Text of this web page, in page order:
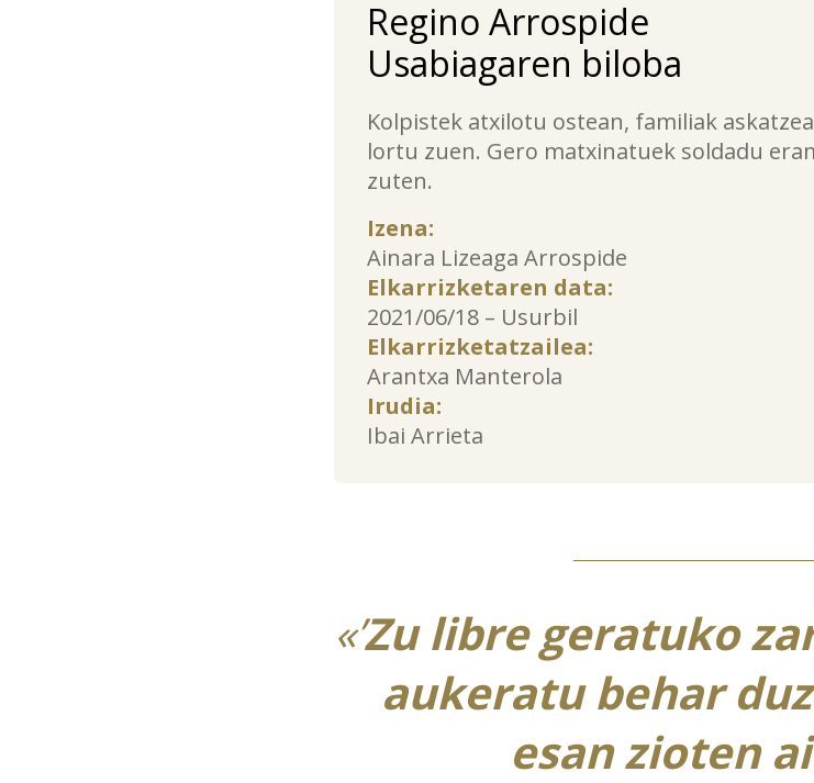
Regino Arrospide
Usabiagaren biloba
Kolpistek atxilotu ostean, familiak askatzea
lortu zuen. Gero matxinatuek soldadu
zuten.
Izena:
Ainara Lizeaga Arrospide
Elkarrizketaren data:
2021/06/18 – Usurbil
Elkarrizketatzailea:
Arantxa Manterola
Irudia:
Ibai Arrieta
«’Zu libre geratuko
aukeratu behar
esan zioten